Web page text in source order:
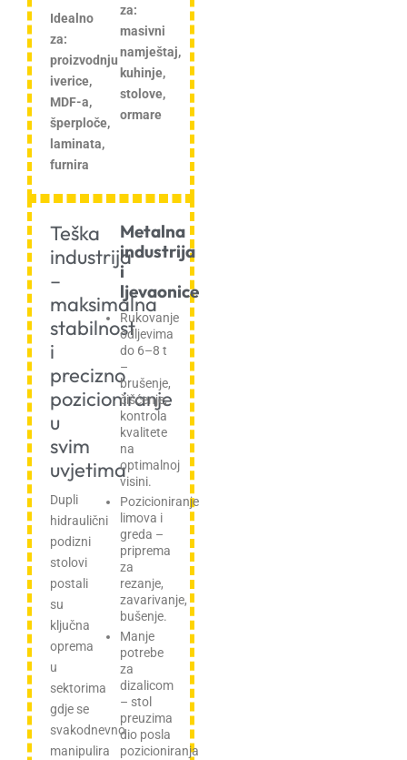
Idealno
za:
proizvodnju
iverice,
MDF-a,
šperploče,
laminata,
furnira
za:
masivni
namještaj,
kuhinje,
stolove,
ormare
Teška
industrija
–
maksimalna
stabilnost
i
precizno
pozicioniranje
u
svim
uvjetima
Dupli
hidraulični
podizni
stolovi
postali
su
ključna
oprema
u
sektorima
gdje se
svakodnevno
manipulira
Metalna
industrija
i
ljevaonice
Rukovanje
odljevima
do 6–8 t
–
brušenje,
čišćenje,
kontrola
kvalitete
na
optimalnoj
visini.
Pozicioniranje
limova i
greda –
priprema
za
rezanje,
zavarivanje,
bušenje.
Manje
potrebe
za
dizalicom
– stol
preuzima
dio posla
pozicioniranja